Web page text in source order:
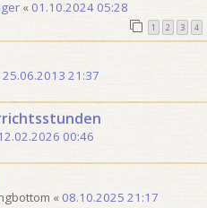
« 01.10.2024 05:28
1 2 3 4
25.06.2013 21:37
00:46
« 08.10.2025 21:17